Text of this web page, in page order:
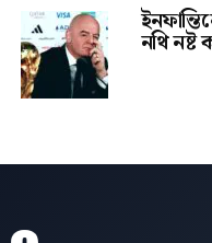
নথি নষ্ট